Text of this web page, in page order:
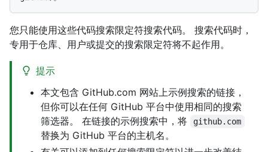
您只能使用这些代码搜索限定符搜索代码。 搜索代码时，
专用于仓库、用户或提交的搜索限定符将不起作用。
提示
本文包含 GitHub.com 网站上示例搜索的链接，
但你可以在任何 GitHub 平台中使用相同的搜索
筛选器。 在链接的示例搜索中，将
github.com
替换为 GitHub 平台的主机名。